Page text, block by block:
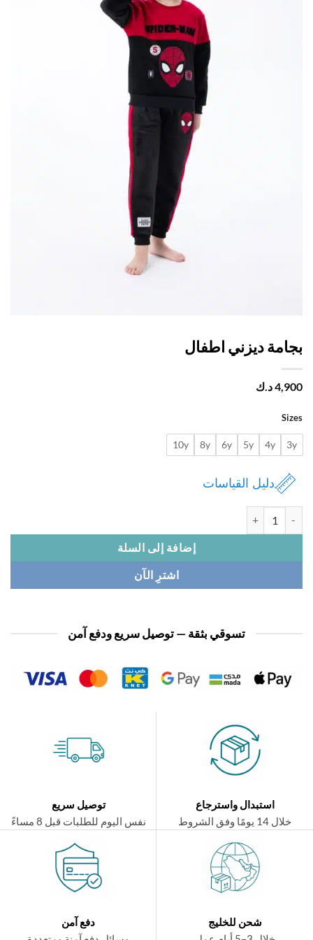
ديزني اطفال
د.ك
4y
5y
6y
8y
10y
دليل القياسات
إضافة إلى السلة
اشترِ الآن
تسوقي بثقة — توصيل سريع ودفع آمن
استبدال واسترجاع
توصيل سريع
نفس اليوم للطلبات قبل 8 مساءً
شحن للخليج
دفع آمن